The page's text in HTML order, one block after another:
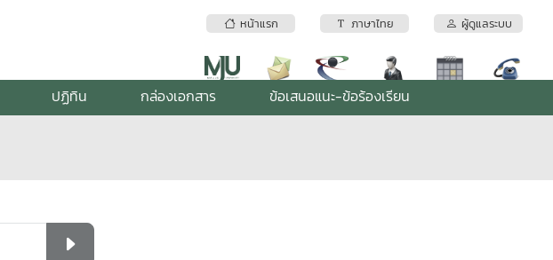
หน้าแรก ภาษาไทย ผู้ดูแลระบบ
ปฏิทิน กล่องเอกสาร ข้อเสนอแนะ-ข้อร้องเรียน